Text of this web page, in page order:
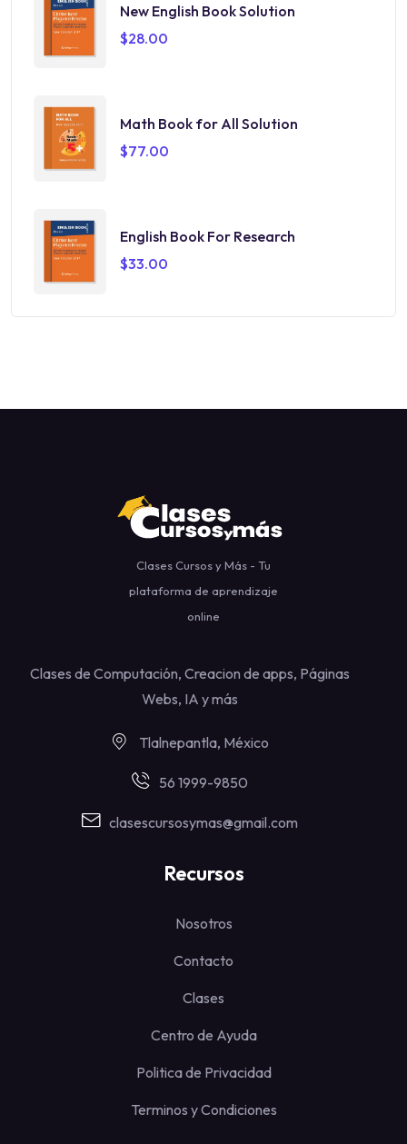
New English Book Solution
$28.00
Math Book for All Solution
$77.00
English Book For Research
$33.00
Clases Cursos y Más - Tu
plataforma de aprendizaje
online
Clases de Computación, Creacion de apps, Páginas
Webs, IA y más
Tlalnepantla, México
56 1999-9850
clasescursosymas@gmail.com
Recursos
Nosotros
Contacto
Clases
Centro de Ayuda
Politica de Privacidad
Terminos y Condiciones